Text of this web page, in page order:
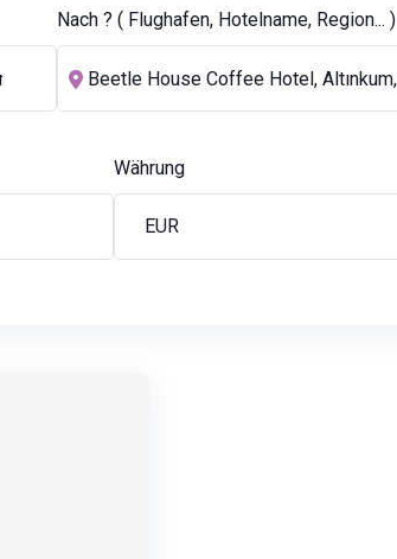
Nach ? ( Flughafen, Hotelname, Region... )
Währung